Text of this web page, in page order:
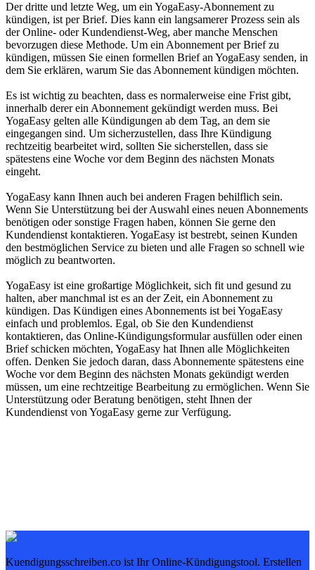
Der dritte und letzte Weg, um ein YogaEasy-Abonnement zu
kündigen, ist per Brief. Dies kann ein langsamerer Prozess sein als
der Online- oder Kundendienst-Weg, aber manche Menschen
bevorzugen diese Methode. Um ein Abonnement per Brief zu
kündigen, müssen Sie einen formellen Brief an YogaEasy senden, in
dem Sie erklären, warum Sie das Abonnement kündigen möchten.
Es ist wichtig zu beachten, dass es normalerweise eine Frist gibt,
innerhalb derer ein Abonnement gekündigt werden muss. Bei
YogaEasy gelten alle Kündigungen ab dem Tag, an dem sie
eingegangen sind. Um sicherzustellen, dass Ihre Kündigung
rechtzeitig bearbeitet wird, sollten Sie sicherstellen, dass sie
spätestens eine Woche vor dem Beginn des nächsten Monats
eingeht.
YogaEasy kann Ihnen auch bei anderen Fragen behilflich sein.
Wenn Sie Unterstützung bei der Auswahl eines neuen Abonnements
benötigen oder sonstige Fragen haben, können Sie gerne den
Kundendienst kontaktieren. YogaEasy ist bestrebt, seinen Kunden
den bestmöglichen Service zu bieten und alle Fragen so schnell wie
möglich zu beantworten.
YogaEasy ist eine großartige Möglichkeit, sich fit und gesund zu
halten, aber manchmal ist es an der Zeit, ein Abonnement zu
kündigen. Das Kündigen eines Abonnements ist bei YogaEasy
einfach und problemlos. Egal, ob Sie den Kundendienst
kontaktieren, das Online-Kündigungsformular ausfüllen oder einen
Brief schicken möchten, YogaEasy hat Ihnen alle Möglichkeiten
offen. Denken Sie jedoch daran, dass Abonnemente spätestens eine
Woche vor dem Beginn des nächsten Monats gekündigt werden
müssen, um eine rechtzeitige Bearbeitung zu ermöglichen. Wenn Sie
Unterstützung oder Beratung benötigen, steht Ihnen der
Kundendienst von YogaEasy gerne zur Verfügung.
Kuendigungsschreiben.co ist Ihr Online-Kündigungstool. Erstellen